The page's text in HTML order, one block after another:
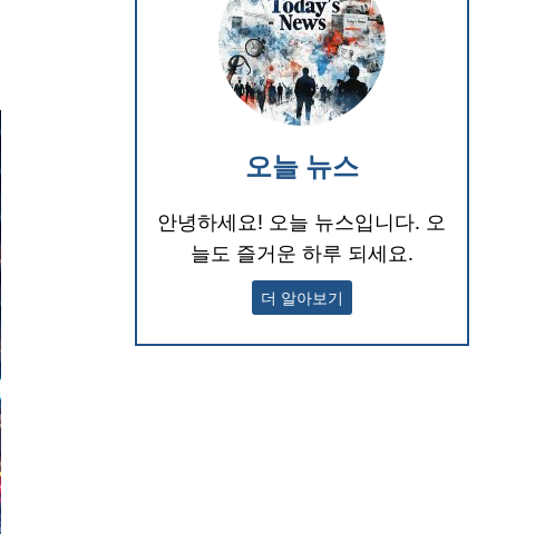
오늘 뉴스
안녕하세요! 오늘 뉴스입니다. 오
늘도 즐거운 하루 되세요.
더 알아보기